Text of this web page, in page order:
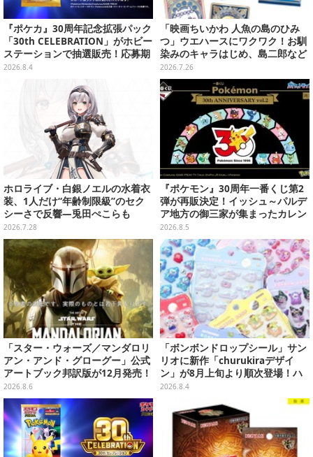
『ポケカ』30周年記念拡張パック
「30th CELEBRATION」がホビー
ステーションで抽選販売！応募期
間は8月6日23時59分まで
2026.8.4
「映画ちいかわ 人魚の島のひみ
つ」ウエハースにワクワク！お馴
染みのキャラはじめ、島二郎など
セイレーン編カード全22種
2026.7.26
ホロライブ・白銀ノエルの水着衣
装、1人だけ“年齢制限級”のセク
シーさで反響―兎田ぺこらも
「こ、こんなことが許されていい
のか？」と興奮隠せず
2026.7.28
『ポケモン』30周年一番くじ第2
弾が再販決定！イッシュ～パルデ
ア地方の御三家が集まったカレン
ダー、ぬいぐるみなど記念グッズ
盛りだくさん
2026.8.5
「スター・ウォーズ／マンダロリ
アン・アンド・グローグー」公式
アートブック邦訳版が12月発売！
映画のコンセプトアートやスケッ
チを掲載
2026.8.6
「ボンボンドロップシール」サン
リオに新作「churukiraデザイ
ン」が8月上旬より順次登場！ハ
ローキティ、はぴだんぶいなど全
2026.8.4